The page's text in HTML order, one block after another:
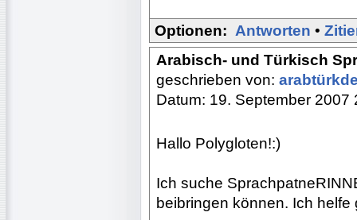
Optionen: Antworten •
Arabisch- und Türkisch
geschrieben von:
Datum: 19. September 2007
Hallo Polygloten!:)
Ich suche
beibringen können. Ich helfe